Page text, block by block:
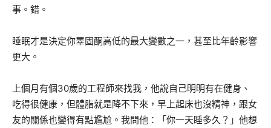
事。錯。
睡眠才是決定你睪固酮高低的最大變數之一，甚至比年齡影響
更大。
上個月有個30歲的工程師來找我，他說自己明明有在健身、
吃得很健康，但體脂就是降不下來，早上起床也沒精神，跟女
友的關係也變得有點尷尬。我問他：「你一天睡多久？」他想